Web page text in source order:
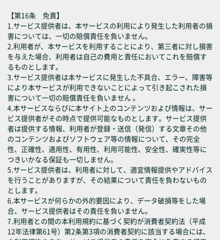
【第16条 免責】
1.サービス提供者は、本サービスの利用により発生した利用者の損
害については、一切の賠償責任を負いません。
2.利用者が、本サービスを利用することにより、第三者に対し損害
を与えた場合、利用者は自己の費用と責任においてこれを賠償す
るものとします。
3.サービス提供者は本サービスに発生した不具合、エラー、障害等
により本サービスが利用できないことによって引き起こされた損
害について一切の賠償責任を負いません 。
4.本サービスならびに本サイト上のコンテンツおよび情報は、サー
ビス提供者がその時点で提供可能なものとします。サービス提供
者は提供する情報、利用者が登録・送信（発信）する文章その他
のコンテンツおよびソフトウェア等の情報について、その完全
性、正確性、適用性、有用性、利用可能性、安全性、確実性等に
つきいかなる保証も一切しません。
5.サービス提供者は、利用者に対して、適宜情報提供やアドバイス
を行うことがありますが、その結果について責任を負わないもの
とします。
6.本サービスが何らかの外的要因により、データ破損等をした場
合、サービス提供者はその責任を負いません。
7.利用者との間の本利用規約に基づく契約が消費者契約法（平成
12年法律第61号）第2条第3項の消費者契約に該当する場合には、